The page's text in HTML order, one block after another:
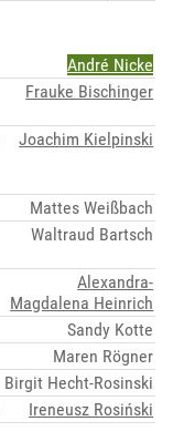
André Nicke
Frauke Bischinger
Joachim Kielpinski
Mattes Weißbach
Waltraud Bartsch
Alexandra-
Magdalena Heinrich
Sandy Kotte
Maren Rögner
Birgit Hecht-Rosinski
Ireneusz Rosiński